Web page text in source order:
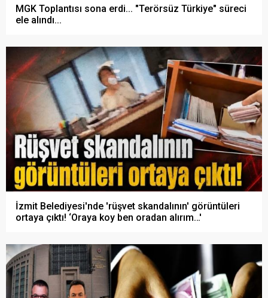
MGK Toplantısı sona erdi... "Terörsüz Türkiye" süreci
ele alındı...
İzmit Belediyesi'nde 'rüşvet skandalının' görüntüleri
ortaya çıktı! ‘Oraya koy ben oradan alırım…'